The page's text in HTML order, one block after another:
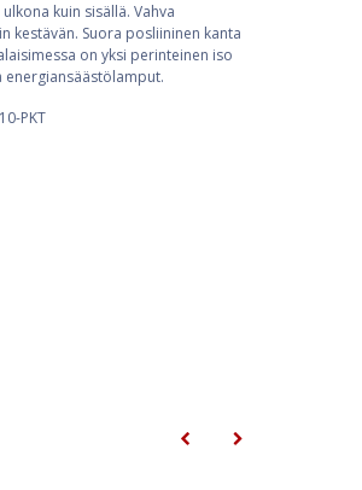
kuin sisällä. Vahva
kestävän. Suora posliininen kanta
on yksi perinteinen iso
energiansäästölamput.
PKT